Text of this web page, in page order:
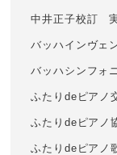
中井正子校訂
バッハインヴェ
バッハシンフォ
ふたりdeピアノ
ふたりdeピアノ
ふたりdeピアノ